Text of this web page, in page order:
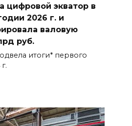
цифровой экватор в
2026 г. и
валовую
руб.
итоги* первого